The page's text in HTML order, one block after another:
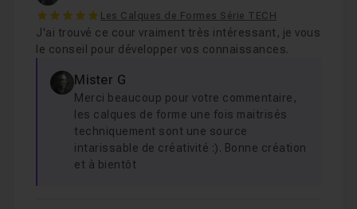
5
Les Calques de Formes Série TECH
J'ai trouvé ce cour vraiment très intéressant, je vous
le conseil pour développer vos connaissances.
Mister G
Merci beaucoup pour votre commentaire,
les calques de forme une fois maitrisés
techniquement sont une source
intarissable de créativité :). Bonne création
et à bientôt